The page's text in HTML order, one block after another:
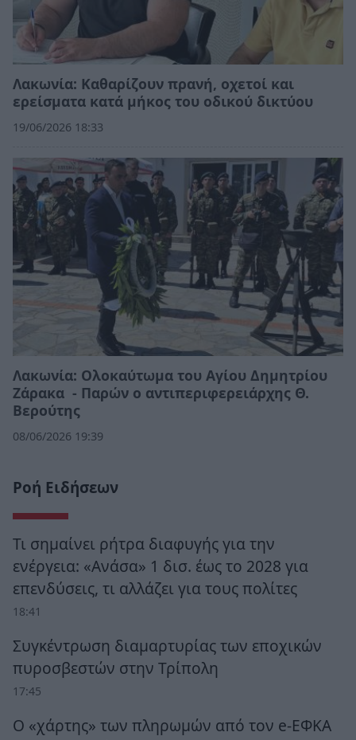
Λακωνία: Καθαρίζουν πρανή, οχετοί και
ερείσματα κατά μήκος του οδικού δικτύου
19/06/2026 18:33
Λακωνία: Ολοκαύτωμα του Αγίου Δημητρίου
Ζάρακα - Παρών ο αντιπεριφερειάρχης Θ.
Βερούτης
08/06/2026 19:39
Ροή Ειδήσεων
Τι σημαίνει ρήτρα διαφυγής για την
ενέργεια: «Ανάσα» 1 δισ. έως το 2028 για
επενδύσεις, τι αλλάζει για τους πολίτες
18:41
Συγκέντρωση διαμαρτυρίας των εποχικών
πυροσβεστών στην Τρίπολη
17:45
Ο «χάρτης» των πληρωμών από τον e-ΕΦΚΑ